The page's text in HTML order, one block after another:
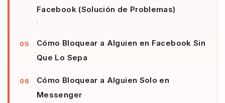
Facebook (Solución de Problemas)
Cómo Bloquear a Alguien en Facebook Sin
Que Lo Sepa
Cómo Bloquear a Alguien Solo en
Messenger